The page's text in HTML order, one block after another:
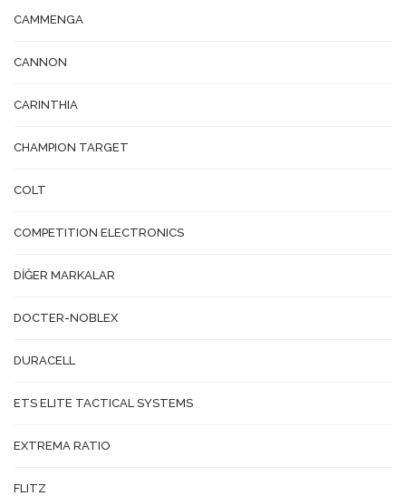
CAMMENGA
CANNON
CARINTHIA
CHAMPION TARGET
COLT
COMPETITION ELECTRONICS
DİĞER MARKALAR
DOCTER-NOBLEX
DURACELL
ETS ELITE TACTICAL SYSTEMS
EXTREMA RATIO
FLITZ